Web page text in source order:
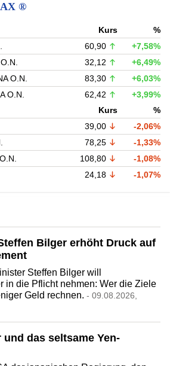
®
Kurs
%
60,90
+7,58%
32,12
+6,49%
O.N.
83,30
+6,03%
O.N.
62,42
+3,99%
Kurs
%
39,00
-2,06%
78,25
-1,33%
108,80
-1,08%
24,18 -1,07%
Bilger erhöht Druck auf
Steffen Bilger will
in die Pflicht nehmen: Wer die Ziele
Geld rechnen. - 09.08.2026,
das seltsame Yen-